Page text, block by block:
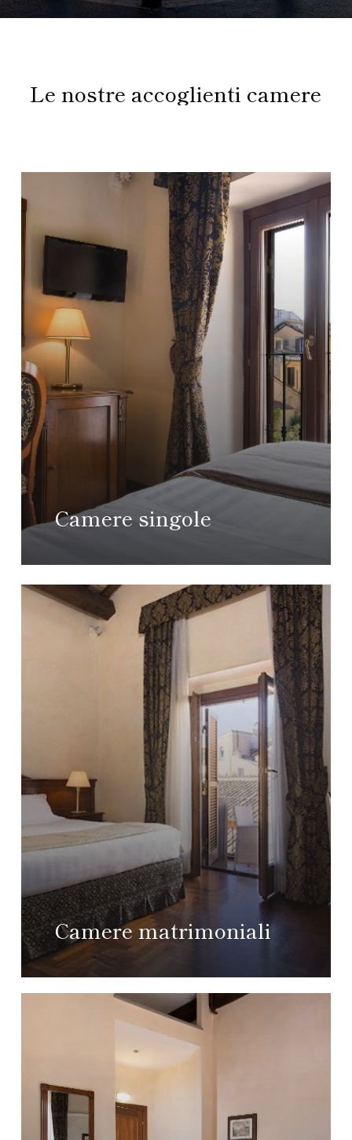
Le nostre accoglienti camere
Camere singole
Camere matrimoniali